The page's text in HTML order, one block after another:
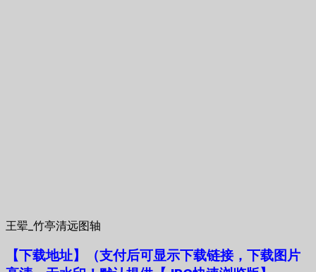
王翚_竹亭清远图轴
【下载地址】
（支付后可显示下载链接，下载图片